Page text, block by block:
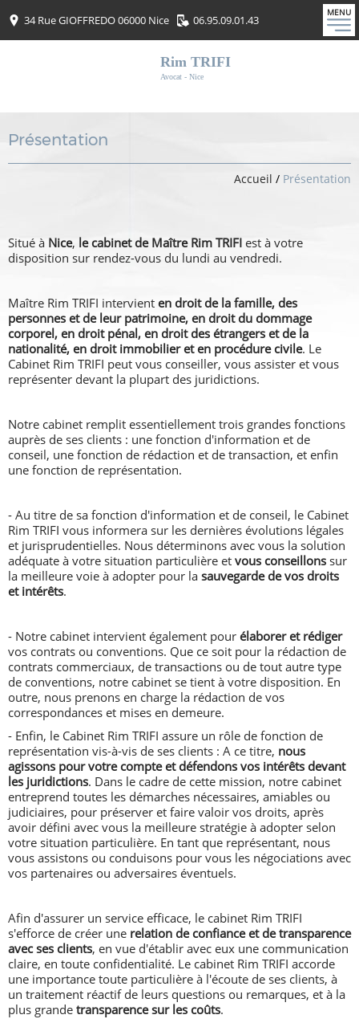
34 Rue GIOFFREDO 06000 Nice 06.95.09.01.43
Rim TRIFI
Avocat - Nice
MENU
Présentation
Accueil / Présentation
Situé à Nice, le cabinet de Maître Rim TRIFI est à votre
disposition sur rendez-vous du lundi au vendredi.
Maître Rim TRIFI intervient en droit de la famille, des
personnes et de leur patrimoine, en droit du dommage
corporel, en droit pénal, en droit des étrangers et de la
nationalité, en droit immobilier et en procédure civile. Le
Cabinet Rim TRIFI peut vous conseiller, vous assister et vous
représenter devant la plupart des juridictions.
Notre cabinet remplit essentiellement trois grandes fonctions
auprès de ses clients : une fonction d'information et de
conseil, une fonction de rédaction et de transaction, et enfin
une fonction de représentation.
- Au titre de sa fonction d'information et de conseil, le Cabinet
Rim TRIFI vous informera sur les dernières évolutions légales
et jurisprudentielles. Nous déterminons avec vous la solution
adéquate à votre situation particulière et vous conseillons sur
la meilleure voie à adopter pour la sauvegarde de vos droits
et intérêts.
- Notre cabinet intervient également pour élaborer et rédiger
vos contrats ou conventions. Que ce soit pour la rédaction de
contrats commerciaux, de transactions ou de tout autre type
de conventions, notre cabinet se tient à votre disposition. En
outre, nous prenons en charge la rédaction de vos
correspondances et mises en demeure.
- Enfin, le Cabinet Rim TRIFI assure un rôle de fonction de
représentation vis-à-vis de ses clients : A ce titre, nous
agissons pour votre compte et défendons vos intérêts devant
les juridictions. Dans le cadre de cette mission, notre cabinet
entreprend toutes les démarches nécessaires, amiables ou
judiciaires, pour préserver et faire valoir vos droits, après
avoir défini avec vous la meilleure stratégie à adopter selon
votre situation particulière. En tant que représentant, nous
vous assistons ou conduisons pour vous les négociations avec
vos partenaires ou adversaires éventuels.
Afin d'assurer un service efficace, le cabinet Rim TRIFI
s'efforce de créer une relation de confiance et de transparence
avec ses clients, en vue d'établir avec eux une communication
claire, en toute confidentialité. Le cabinet Rim TRIFI accorde
une importance toute particulière à l'écoute de ses clients, à
un traitement réactif de leurs questions ou remarques, et à la
plus grande transparence sur les coûts.